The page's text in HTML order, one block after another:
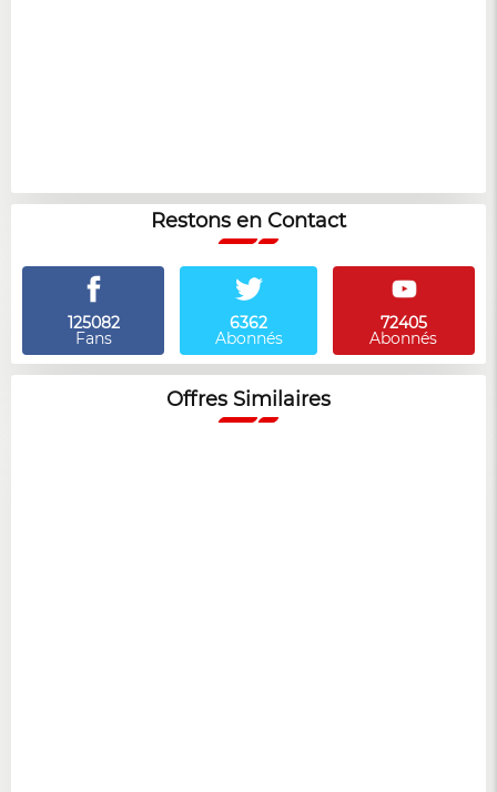
Restons en Contact
125082
Fans
6362
Abonnés
72405
Abonnés
Offres Similaires